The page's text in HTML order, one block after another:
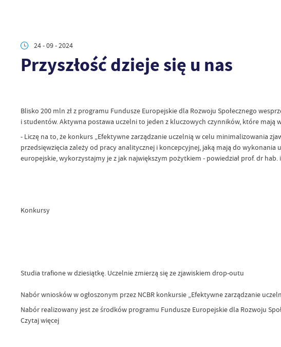
24 - 09 - 2024
Przyszłość dzieje się u nas
Blisko 200 mln zł z programu Fundusze Europejskie dla Rozwoju Społecznego
i studentów. Aktywna postawa uczelni to jeden z kluczowych czynników, które mają
- Liczę na to, że konkurs „Efektywne zarządzanie uczelnią w celu minimalizowania
przedsięwzięcia zależy od pracy analitycznej i koncepcyjnej, jaką mają do
europejskie, wykorzystajmy je z jak największym pożytkiem - powiedział prof. dr
Konkursy
Studia trafione w dziesiątkę. Uczelnie zmierzą się ze zjawiskiem drop-outu
Nabór wniosków w ogłoszonym przez NCBR konkursie „Efektywne zarządzanie
Nabór realizowany jest ze środków programu Fundusze Europejskie dla Rozwoju
Czytaj więcej